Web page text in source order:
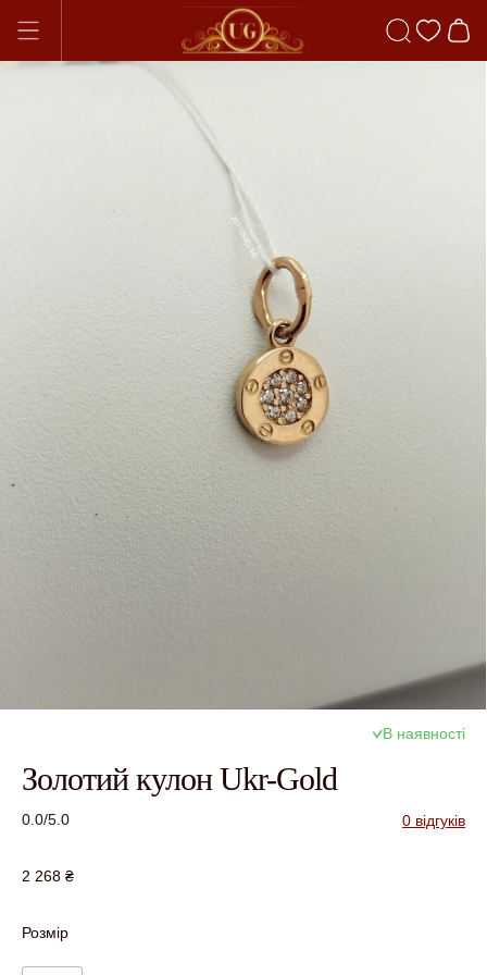
В наявності
Золотий кулон Ukr-Gold
0.0/5.0 0 відгуків
2 268 ₴
Розмір